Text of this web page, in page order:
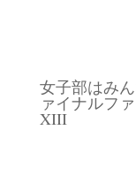
女子部はみ
ァイナルフ
XIII